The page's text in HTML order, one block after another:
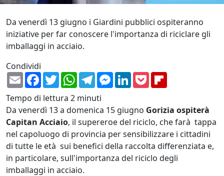
Da venerdì 13 giugno i Giardini pubblici ospiteranno
iniziative per far conoscere l'importanza di riciclare gli
imballaggi in acciaio.
Condividi
EmailFacebook
TwitterWhatsApp
TelegramMessenger
LinkedIn
Pocket
Tempo di lettura 2 minuti
Da venerdì 13 a domenica 15 giugno Gorizia ospiterà
Capitan Acciaio, il supereroe del riciclo, che farà tappa
nel capoluogo di provincia per sensibilizzare i cittadini
di tutte le età sui benefici della raccolta differenziata e,
in particolare, sull'importanza del riciclo degli
imballaggi in acciaio.